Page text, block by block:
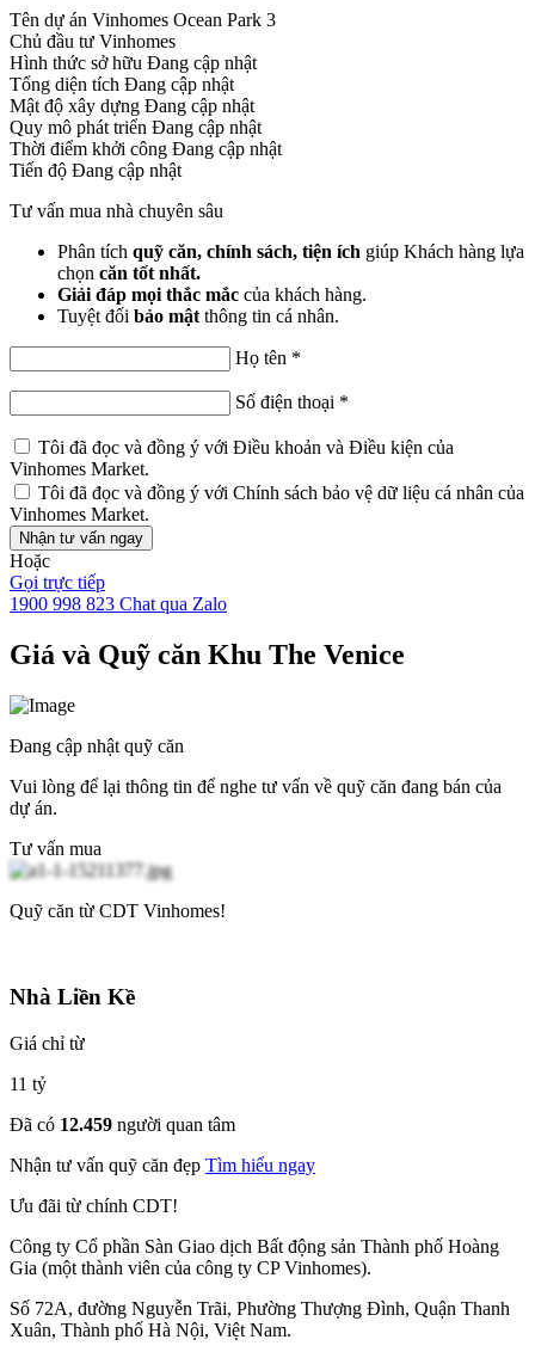
Tên dự án Vinhomes Ocean Park 3
Chủ đầu tư Vinhomes
Hình thức sở hữu Đang cập nhật
Tổng diện tích Đang cập nhật
Mật độ xây dựng Đang cập nhật
Quy mô phát triển Đang cập nhật
Thời điểm khởi công Đang cập nhật
Tiến độ Đang cập nhật
Tư vấn mua nhà chuyên sâu
Phân tích quỹ căn, chính sách, tiện ích giúp Khách hàng lựa
chọn căn tốt nhất.
Giải đáp mọi thắc mắc của khách hàng.
Tuyệt đối bảo mật thông tin cá nhân.
Họ tên *
Số điện thoại *
Tôi đã đọc và đồng ý với Điều khoản và Điều kiện của
Vinhomes Market.
Tôi đã đọc và đồng ý với Chính sách bảo vệ dữ liệu cá nhân của
Vinhomes Market.
Nhận tư vấn ngay
Hoặc
Gọi trực tiếp
1900 998 823 Chat qua Zalo
Giá và Quỹ căn Khu The Venice
Đang cập nhật quỹ căn
Vui lòng để lại thông tin để nghe tư vấn về quỹ căn đang bán của
dự án.
Tư vấn mua
Quỹ căn từ CDT Vinhomes!
Nhà Liền Kề
Giá chỉ từ
11 tỷ
Đã có 12.459 người quan tâm
Nhận tư vấn quỹ căn đẹp Tìm hiểu ngay
Ưu đãi từ chính CDT!
Công ty Cổ phần Sàn Giao dịch Bất động sản Thành phố Hoàng
Gia (một thành viên của công ty CP Vinhomes).
Số 72A, đường Nguyễn Trãi, Phường Thượng Đình, Quận Thanh
Xuân, Thành phố Hà Nội, Việt Nam.